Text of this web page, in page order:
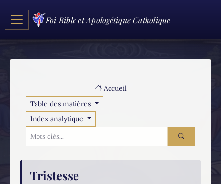
Foi Bible et Apologétique Catholique
Accueil
Table des matières
Index analytique
Tristesse